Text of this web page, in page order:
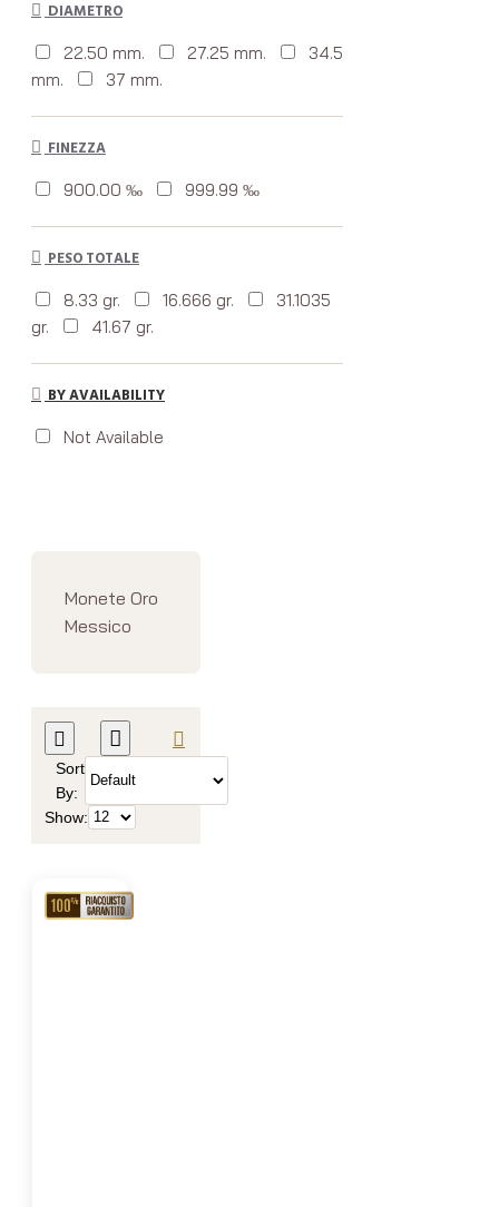
DIAMETRO
22.50 mm. 27.25 mm.
34.5
mm.
37 mm.
FINEZZA
900.00 ‰ 999.99 ‰
PESO TOTALE
8.33 gr. 16.666 gr.
31.1035
gr.
41.67 gr.
BY AVAILABILITY
Not Available
Monete Oro
Messico
Sort
By:
Show:
RIACQUISTO